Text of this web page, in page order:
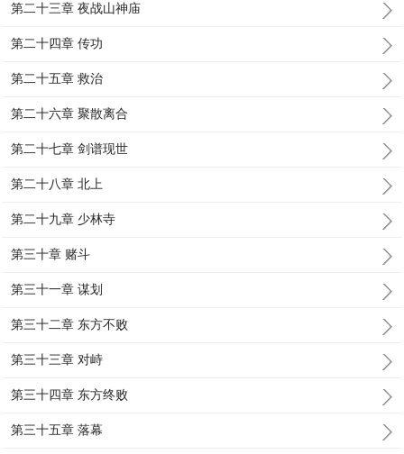
第二十三章 夜战山神庙
第二十四章 传功
第二十五章 救治
第二十六章 聚散离合
第二十七章 剑谱现世
第二十八章 北上
第二十九章 少林寺
第三十章 赌斗
第三十一章 谋划
第三十二章 东方不败
第三十三章 对峙
第三十四章 东方终败
第三十五章 落幕